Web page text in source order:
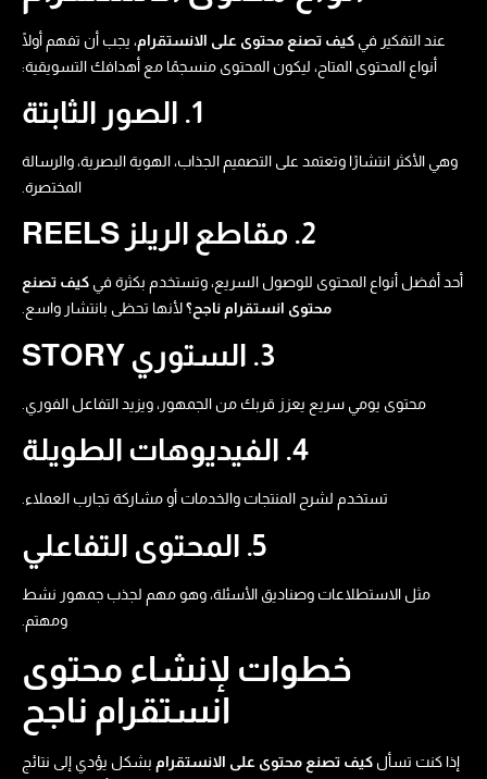
عند التفكير في كيف تصنع محتوى على الانستقرام، يجب أن تفهم أولًا
أنواع المحتوى المتاح، ليكون المحتوى منسجمًا مع أهدافك التسويقية:
1. الصور الثابتة
وهي الأكثر انتشارًا وتعتمد على التصميم الجذاب، الهوية البصرية، والرسالة
المختصرة.
2. مقاطع الريلز REELS
أحد أفضل أنواع المحتوى للوصول السريع، وتستخدم بكثرة في كيف تصنع
محتوى انستقرام ناجح؟لأنها تحظى بانتشار واسع.
3. الستوري STORY
محتوى يومي سريع يعزز قربك من الجمهور، ويزيد التفاعل الفوري.
4. الفيديوهات الطويلة
تستخدم لشرح المنتجات والخدمات أو مشاركة تجارب العملاء.
5. المحتوى التفاعلي
مثل الاستطلاعات وصناديق الأسئلة، وهو مهم لجذب جمهور نشط
ومهتم.
خطوات لإنشاء محتوى
انستقرام ناجح
إذا كنت تسأل كيف تصنع محتوى على الانستقرام بشكل يؤدي إلى نتائج